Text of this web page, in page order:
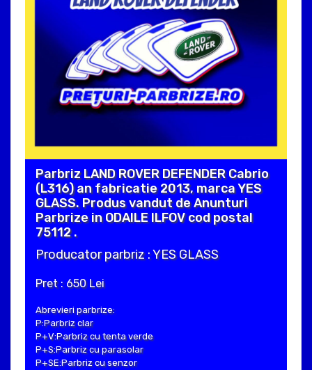
Parbriz LAND ROVER DEFENDER Cabrio
(L316) an fabricatie 2013, marca YES
GLASS. Produs vandut de Anunturi
Parbrize in ODAILE ILFOV cod postal
75112 .
Producator parbriz : YES GLASS
Pret : 650 Lei
Abrevieri parbrize:
P:Parbriz clar
P+V:Parbriz cu tenta verde
P+S:Parbriz cu parasolar
P+SE:Parbriz cu senzor